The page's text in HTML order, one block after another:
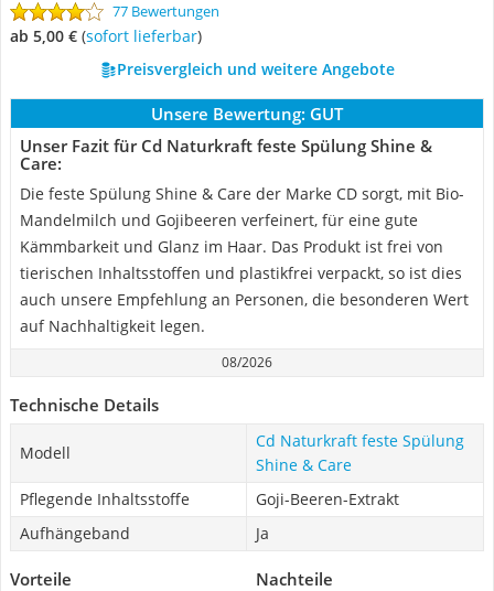
77 Bewertungen
ab 5,00 € ( Sofort lieferbar)
Preisvergleich und weitere Angebote
Unsere Bewertung: GUT
Unser Fazit für Cd Naturkraft feste Spülung Shine &
Care:
Die feste Spülung Shine & Care der Marke CD sorgt, mit Bio-
Mandelmilch und Gojibeeren verfeinert, für eine gute
Kämmbarkeit und Glanz im Haar. Das Produkt ist frei von
tierischen Inhaltsstoffen und plastikfrei verpackt, so ist dies
auch unsere Empfehlung an Personen, die besonderen Wert
auf Nachhaltigkeit legen.
08/2026
Technische Details
Modell
Cd Naturkraft feste Spülung
Shine & Care
Pflegende Inhaltsstoffe
Goji-Beeren-Extrakt
Aufhängeband
Ja
Vorteile Nachteile